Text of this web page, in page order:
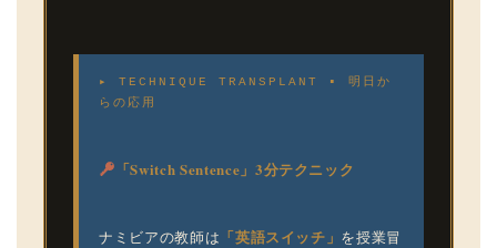
▸ TECHNIQUE TRANSPLANT ▪ 明日か
らの応用
「Switch Sentence」3分テクニック
ナミビアの教師は 「英語スイッチ」 を授業冒